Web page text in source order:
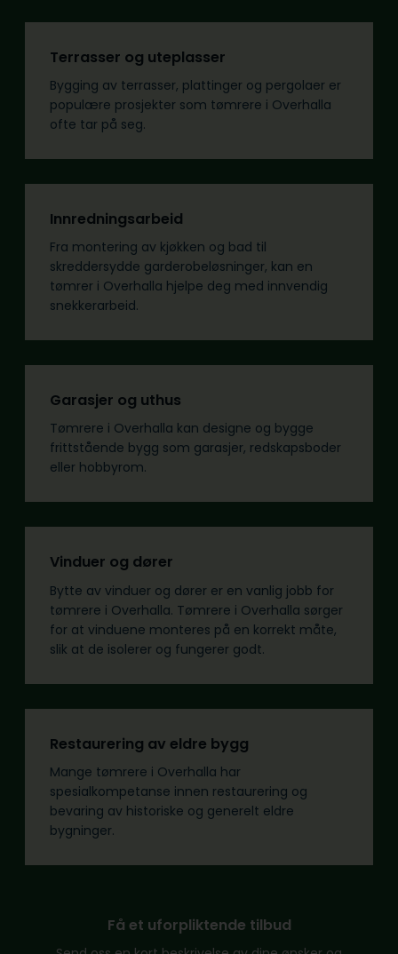
Terrasser og uteplasser
Bygging av terrasser, plattinger og pergolaer er
populære prosjekter som tømrere i Overhalla
ofte tar på seg.
Innredningsarbeid
Fra montering av kjøkken og bad til
skreddersydde garderobeløsninger, kan en
tømrer i Overhalla hjelpe deg med innvendig
snekkerarbeid.
Garasjer og uthus
Tømrere i Overhalla kan designe og bygge
frittstående bygg som garasjer, redskapsboder
eller hobbyrom.
Vinduer og dører
Bytte av vinduer og dører er en vanlig jobb for
tømrere i Overhalla. Tømrere i Overhalla sørger
for at vinduene monteres på en korrekt måte,
slik at de isolerer og fungerer godt.
Restaurering av eldre bygg
Mange tømrere i Overhalla har
spesialkompetanse innen restaurering og
bevaring av historiske og generelt eldre
bygninger.
Få et uforpliktende tilbud